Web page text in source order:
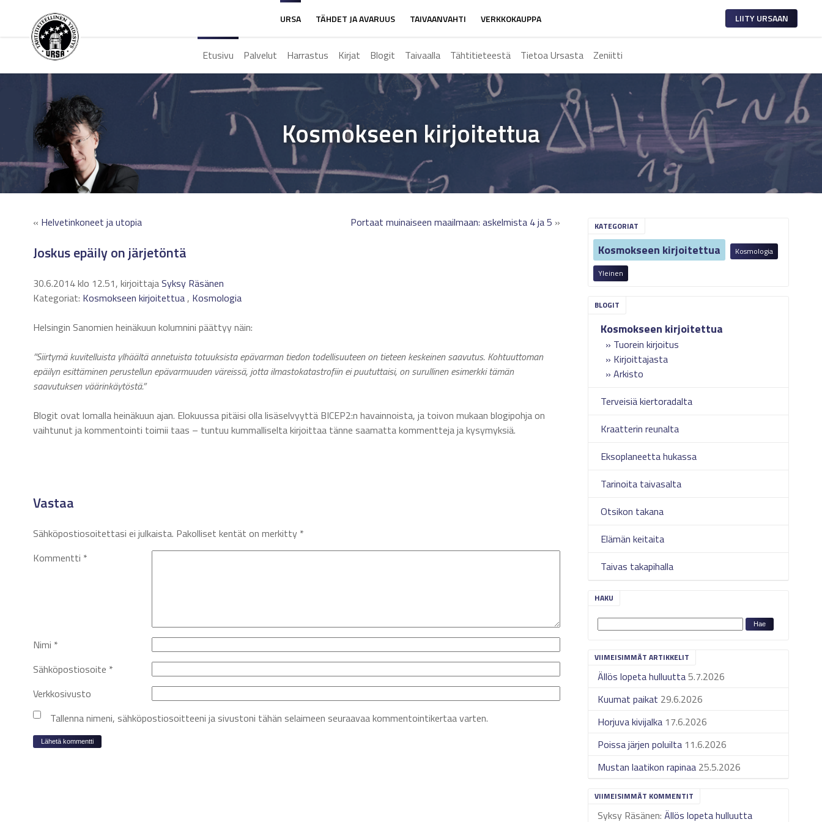
LIITY URSAAN
URSA TÄHDET JA AVARUUS TAIVAANVAHTI VERKKOKAUPPA
Etusivu Palvelut Harrastus Kirjat Blogit Taivaalla Tähtitieteestä Tietoa Ursasta Zeniitti
Kosmokseen kirjoitettua
KATEGORIAT
Kosmokseen kirjoitettua
Kosmologia
Yleinen
Kosmokseen kirjoitettua
Tuorein kirjoitus
Kirjoittajasta
Arkisto
Terveisiä kiertoradalta
Kraatterin reunalta
Eksoplaneetta hukassa
Tarinoita taivasalta
Otsikon takana
Elämän keitaita
Taivas takapihalla
HAKU
VIIMEISIMMÄT ARTIKKELIT
Ällös lopeta hulluutta5.7.2026
Kuumat paikat 29.6.2026
Horjuva kivijalka 17.6.2026
Poissa järjen poluilta 11.6.2026
Mustan laatikon rapinaa 25.5.2026
VIIMEISIMMÄT KOMMENTIT
Syksy Räsänen:Ällös lopeta hulluutta
« Helvetinkoneet ja utopia Portaat muinaiseen maailmaan: askelmista 4 ja 5 »
Joskus epäily on järjetöntä
30.6.2014 klo 12.51, kirjoittajaSyksy Räsänen
Kategoriat: Kosmokseen kirjoitettua, Kosmologia
Helsingin Sanomien heinäkuun kolumnini päättyy näin:
”Siirtymä kuvitelluista ylhäältä annetuista totuuksista epävarman tiedon todellisuuteen on tieteen keskeinen saavutus. Kohtuuttoman
epäilyn esittäminen perustellun epävarmuuden väreissä, jotta ilmastokatastrofiin ei puututtaisi, on surullinen esimerkki tämän
saavutuksen väärinkäytöstä.”
Blogit ovat lomalla heinäkuun ajan. Elokuussa pitäisi olla lisäselvyyttä BICEP2:n havainnoista, ja toivon mukaan blogipohja on
vaihtunut ja kommentointi toimii taas – tuntuu kummalliselta kirjoittaa tänne saamatta kommentteja ja kysymyksiä.
Vastaa
Sähköpostiosoitettasi ei julkaista. Pakolliset kentät on merkitty *
Kommentti *
Nimi *
Sähköpostiosoite *
Verkkosivusto
Tallenna nimeni, sähköpostiosoitteeni ja sivustoni tähän selaimeen seuraavaa kommentointikertaa varten.